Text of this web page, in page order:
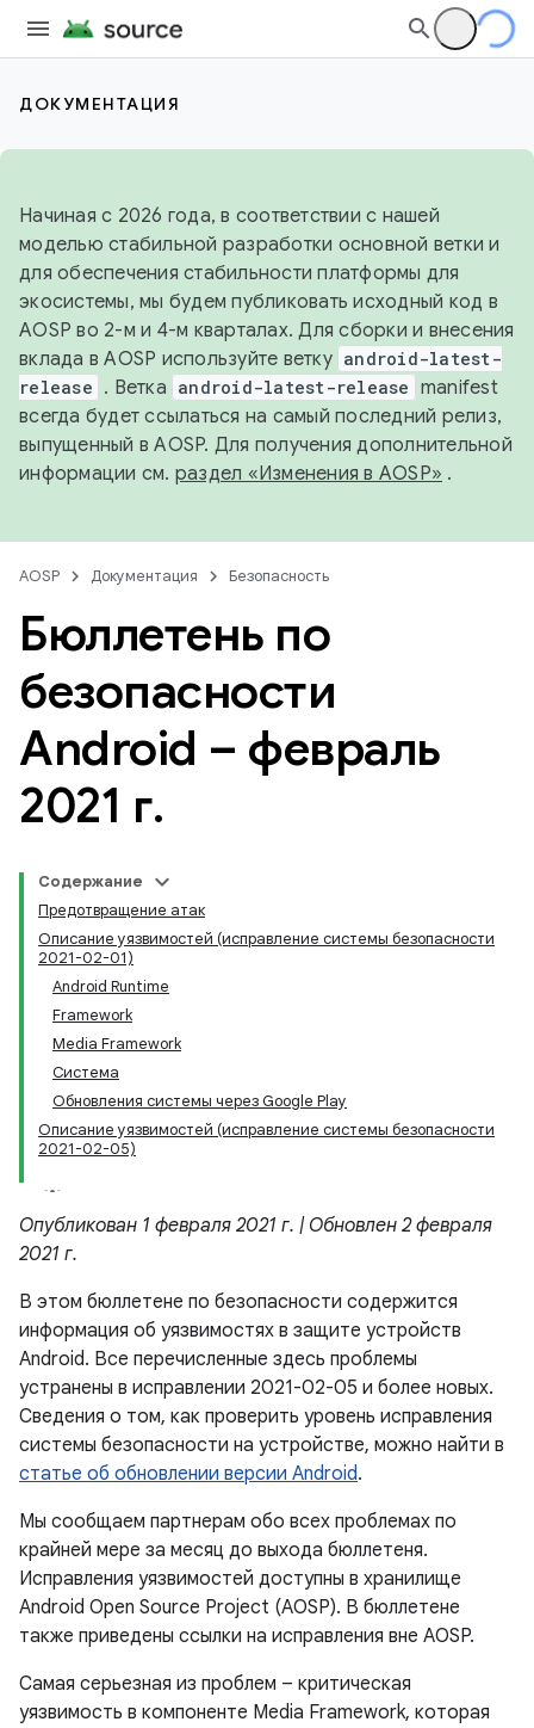
ДОКУМЕНТАЦИЯ
Начиная с 2026 года, в соответствии с нашей
моделью стабильной разработки основной ветки и
для обеспечения стабильности платформы для
экосистемы, мы будем публиковать исходный код в
AOSP во 2-м и 4-м кварталах. Для сборки и внесения
вклада в AOSP используйте ветку android-latest-
release . Ветка android-latest-release manifest
всегда будет ссылаться на самый последний релиз,
выпущенный в AOSP. Для получения дополнительной
информации см. раздел «Изменения в AOSP» .
AOSP Документация Безопасность
Бюллетень по
безопасности
Android – февраль
2021 г.
Содержание
Предотвращение атак
Описание уязвимостей (исправление системы безопасности
2021-02-01)
Android Runtime
Framework
Media Framework
Система
Обновления системы через Google Play
Описание уязвимостей (исправление системы безопасности
2021-02-05)
Опубликован 1 февраля 2021 г. | Обновлен 2 февраля
2021 г.
В этом бюллетене по безопасности содержится
информация об уязвимостях в защите устройств
Android. Все перечисленные здесь проблемы
устранены в исправлении 2021-02-05 и более новых.
Сведения о том, как проверить уровень исправления
системы безопасности на устройстве, можно найти в
статье об обновлении версии Android.
Мы сообщаем партнерам обо всех проблемах по
крайней мере за месяц до выхода бюллетеня.
Исправления уязвимостей доступны в хранилище
Android Open Source Project (AOSP). В бюллетене
также приведены ссылки на исправления вне AOSP.
Самая серьезная из проблем – критическая
уязвимость в компоненте Media Framework, которая